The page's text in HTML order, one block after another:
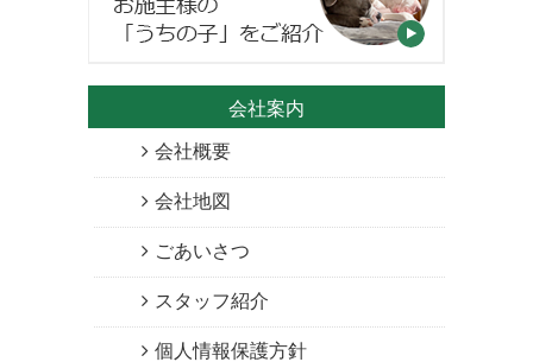
会社案内
会社概要
会社地図
ごあいさつ
スタッフ紹介
個人情報保護方針